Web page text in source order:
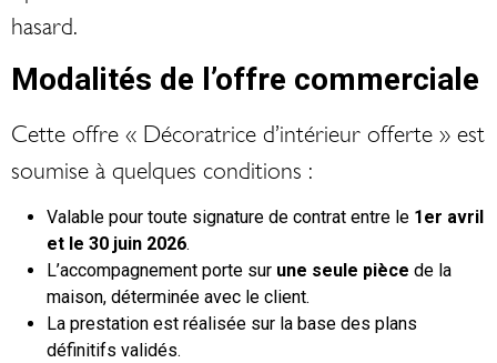
hasard.
Modalités de l’offre commerciale
Cette offre « Décoratrice d’intérieur offerte » est
soumise à quelques conditions :
Valable pour toute signature de contrat entre le 1er avril
et le 30 juin 2026.
L’accompagnement porte sur une seule pièce de la
maison, déterminée avec le client.
La prestation est réalisée sur la base des plans
définitifs validés.